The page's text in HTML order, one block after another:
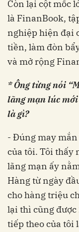
Còn lại cột mốc
là FinanBook,
nghiệp hiện đại
tiền, làm đòn
và mở rộng
* Ông từng nói
lãng mạn lúc
là gì?
- Đúng may
của tôi. Tôi thấy
lãng mạn ấy
Hàng từ ngày
cho hàng triệu
lại thì cũng
tiếp theo của tôi